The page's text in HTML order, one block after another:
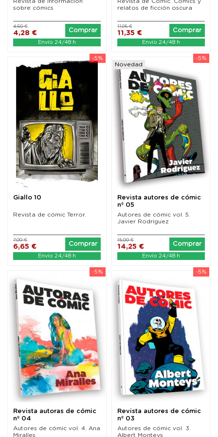
sobre cómics
4,28 €
4,50 €
Comprar
Envío 24/48 h
relatos de ficción oscura
11,35 €
11,95 €
Comprar
Envío 24/48 h
-5%
Giallo 10
Revista de cómic Terror.
6,65 €
7,00 €
Comprar
Envío 24/48 h
-5%
Novedad
Revista autores de cómic
nº 05
Autores de cómic vol. 5.
Javier Rodríguez
14,25 €
15,00 €
Comprar
Envío 24/48 h
-5%
Revista autoras de cómic
nº 04
Autores de cómic vol. 4. Ana
Miralles
-5%
Revista autores de cómic
nº 03
Autores de cómic vol. 3.
Albert Monteys